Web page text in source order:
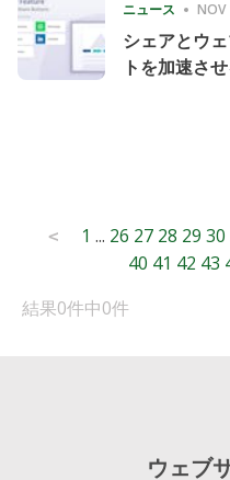
ニュース NOV
シェアとウ
トを加速さ
Posts
pagination
< 1 ... 26 27 28 29 30
40 41 42 43
結果0件中0件
ウェブ